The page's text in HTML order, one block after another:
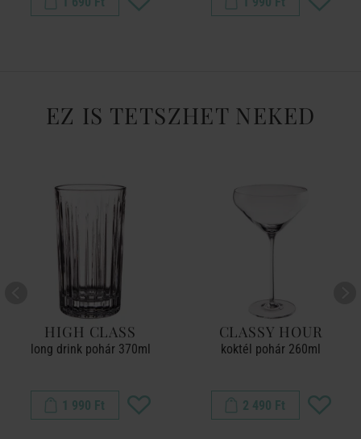
EZ IS TETSZHET NEKED
HIGH CLASS
long drink pohár 370ml
1 990 Ft
CLASSY HOUR
koktél pohár 260ml
2 490 Ft